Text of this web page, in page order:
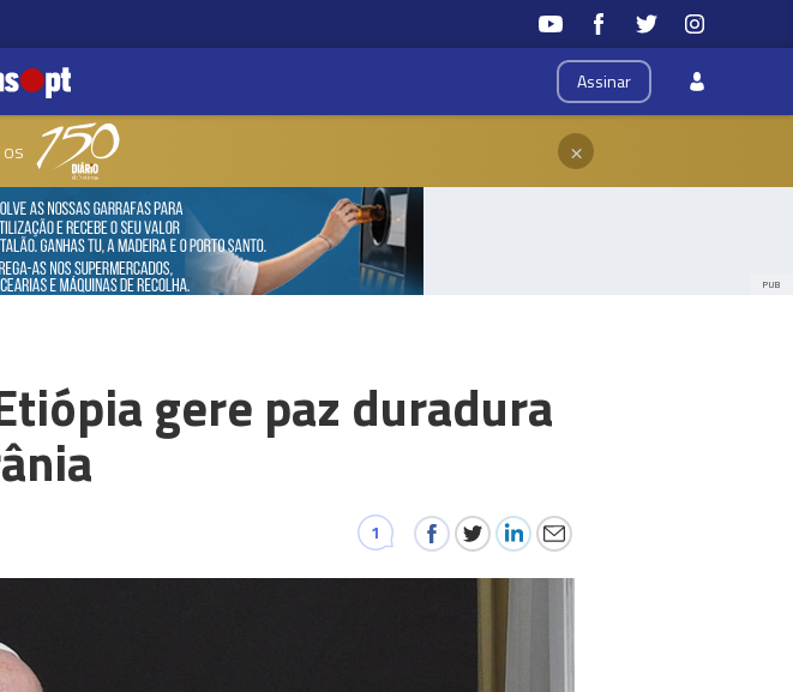
Assinar
×
PUB
gere paz duradura
1